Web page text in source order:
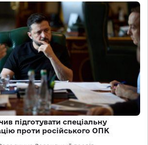
підготувати спеціальну
проти російського ОПК